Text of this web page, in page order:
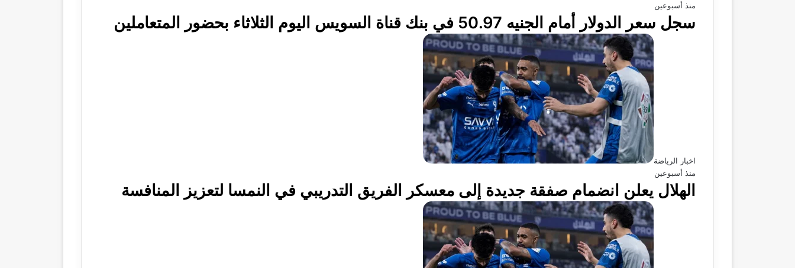
منذ أسبوعين
سجل سعر الدولار أمام الجنيه 50.97 في بنك قناة السويس اليوم الثلاثاء بحضور المتعاملين
اخبار الرياضة
منذ أسبوعين
الهلال يعلن انضمام صفقة جديدة إلى معسكر الفريق التدريبي في النمسا لتعزيز المنافسة